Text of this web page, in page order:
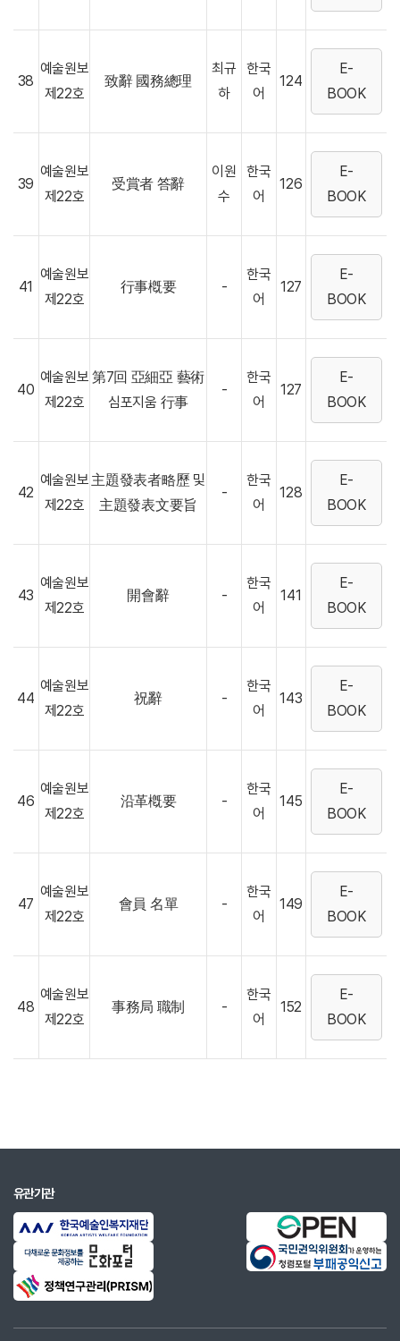
38
예술원보
제22호
致辭 國務總理
최규
하
한국
어
124
E-
BOOK
39
예술원보
제22호
受賞者 答辭
이원
수
한국
어
126
E-
BOOK
41
예술원보
제22호
行事槪要 -
한국
어
127
E-
BOOK
40
예술원보
제22호
第7回 亞細亞 藝術
심포지움 行事
-
한국
어
127
E-
BOOK
42
예술원보
제22호
主題發表者略歷 및
主題發表文要旨
-
한국
어
128
E-
BOOK
43
예술원보
제22호
開會辭 -
한국
어
141
E-
BOOK
44
예술원보
제22호
祝辭 -
한국
어
143
E-
BOOK
46
예술원보
제22호
沿革槪要 -
한국
어
145
E-
BOOK
47
예술원보
제22호
會員 名單 -
한국
어
149
E-
BOOK
48
예술원보
제22호
事務局 職制 -
한국
어
152
E-
BOOK
유관기관